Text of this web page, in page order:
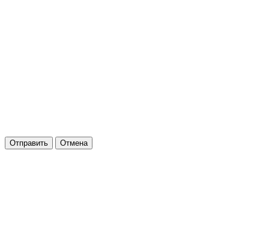
Отправить Отмена